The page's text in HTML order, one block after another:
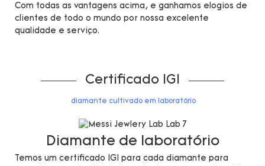
Com todas as vantagens acima, e ganhamos elogios de
clientes de todo o mundo por nossa excelente
qualidade e serviço.
Certificado IGI
diamante cultivado em laboratório
Diamante de laboratório
Temos um certificado IGI para cada diamante para